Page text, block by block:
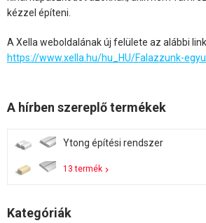
kézzel építeni.
A Xella weboldalának új felülete az alábbi
https://www.xella.hu/hu_HU/Falazzunk-
A hírben szereplő termékek
Ytong építési rendszer
13 termék
Kategóriák